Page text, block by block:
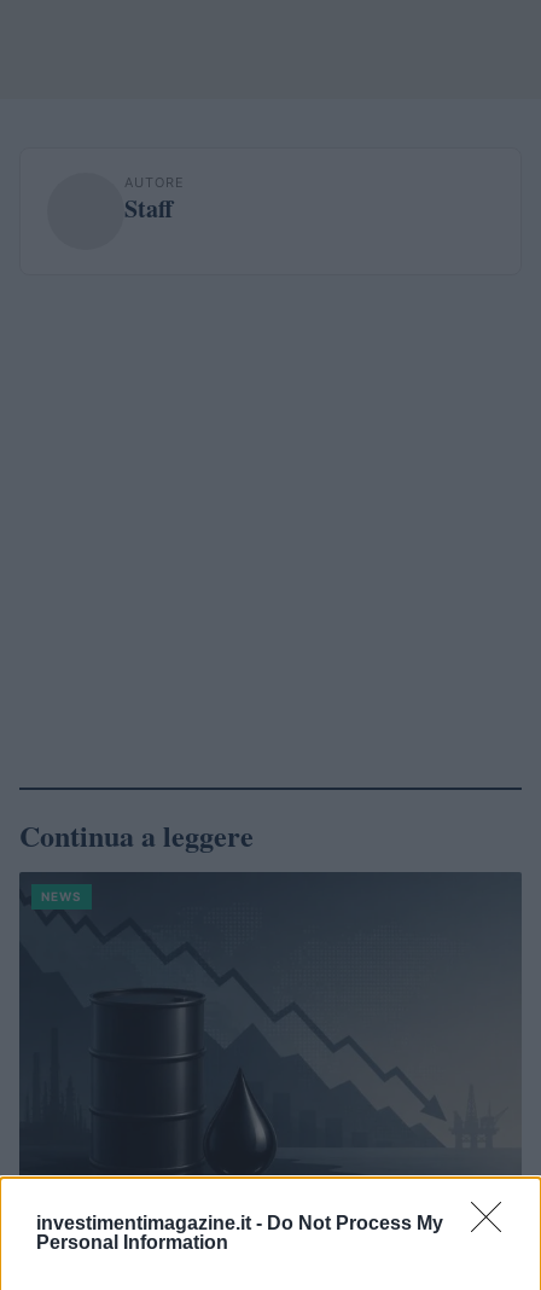
investimentimagazine.it - Do Not Process My
Personal Information
AUTORE
Staff
Continua a leggere
NEWS
Petrolio in calo, Brent a 88.9 USD dopo un ribasso del 8.3%